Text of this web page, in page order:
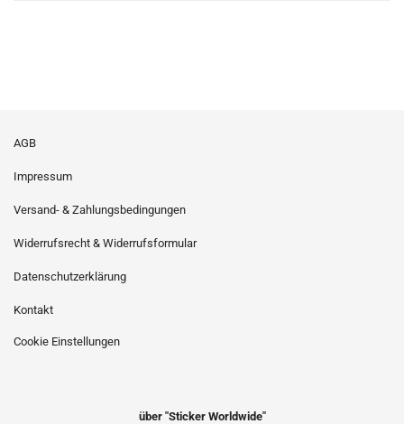
AGB
Impressum
Versand- & Zahlungsbedingungen
Widerrufsrecht & Widerrufsformular
Datenschutzerklärung
Kontakt
Cookie Einstellungen
über "Sticker Worldwide"